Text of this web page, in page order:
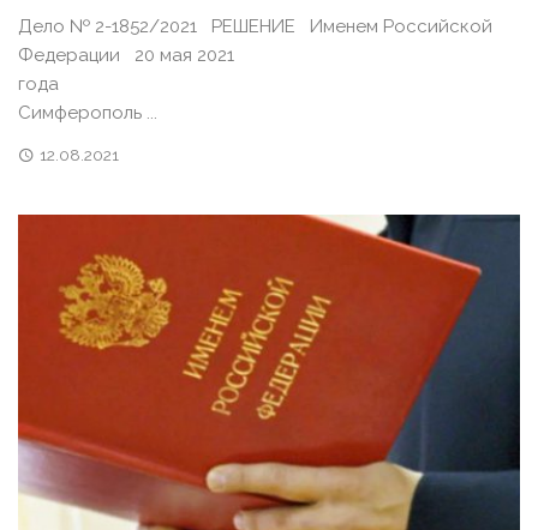
Дело № 2-1852/2021 РЕШЕНИЕ Именем Российской
Федерации 20 мая 2021
года
Симферополь ...
12.08.2021